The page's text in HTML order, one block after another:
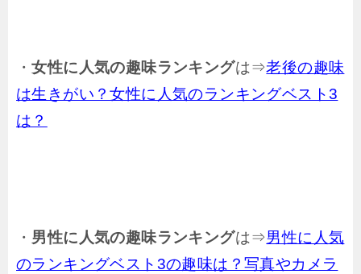
・女性に人気の趣味ランキングは⇒老後の趣味
は生きがい？女性に人気のランキングベスト3
は？
・ 男性に人気の趣味ランキングは⇒男性に人気
のランキングベスト3の趣味は？写真やカメラ